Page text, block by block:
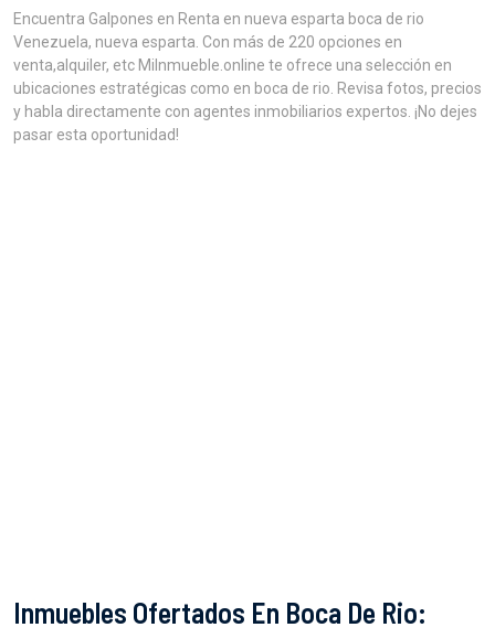
Encuentra Galpones en Renta en nueva esparta boca de rio
Venezuela, nueva esparta. Con más de 220 opciones en
venta,alquiler, etc MiInmueble.online te ofrece una selección en
ubicaciones estratégicas como en boca de rio. Revisa fotos, precios
y habla directamente con agentes inmobiliarios expertos. ¡No dejes
pasar esta oportunidad!
Inmuebles Ofertados En Boca De Rio: